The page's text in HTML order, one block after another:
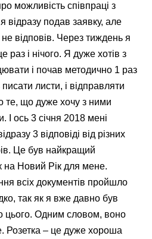
можливість співпраці з
відразу подав заявку, але
не відповів. Через тиждень я
раз і нічого. Я дуже хотів з
і почав методично 1 раз
листи, і відправляти
те, що дуже хочу з ними
І ось 3 січня 2018 мені
3 відповіді від різних
Це був найкращий
на Новий Рік для мене.
всіх документів пройшло
так як я вже давно був
цього. Одним словом, воно
Розетка – це дуже хороша